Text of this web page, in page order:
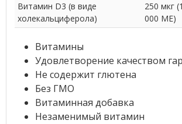
Витамин D3 (в виде
холекальциферола)
250 мкг
000 МЕ)
Витамины
Удовлетворение качеством
Не содержит глютена
Без ГМО
Витаминная добавка
Незаменимый витамин